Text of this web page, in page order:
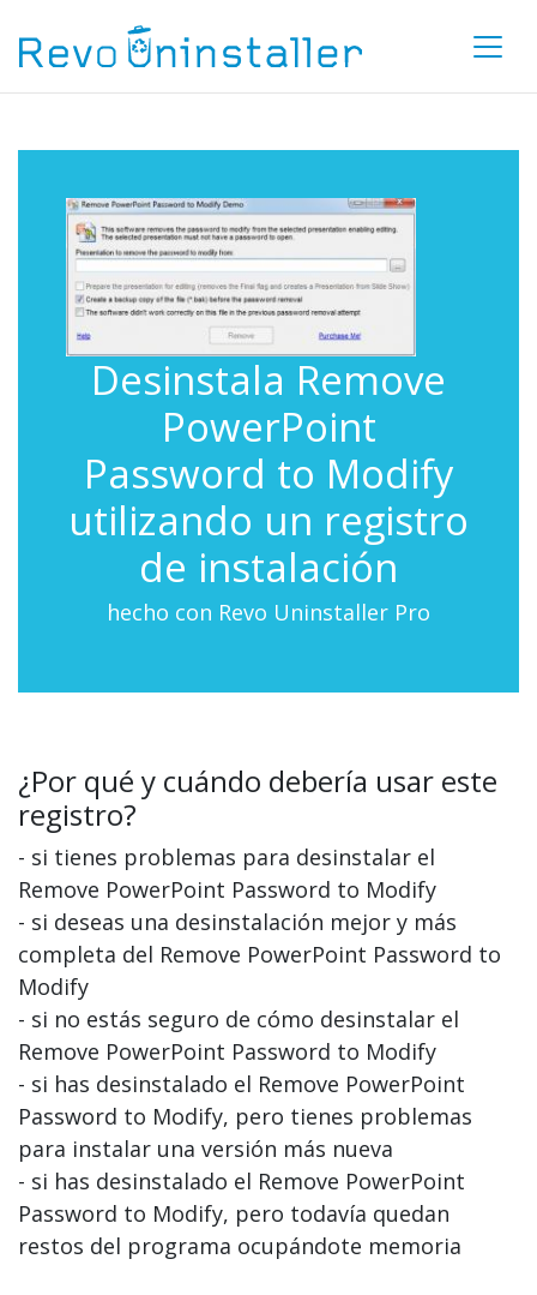
Desinstala Remove
PowerPoint
Password to Modify
utilizando un registro
de instalación
hecho con Revo Uninstaller Pro
¿Por qué y cuándo debería usar este
registro?
- si tienes problemas para desinstalar el
Remove PowerPoint Password to Modify
- si deseas una desinstalación mejor y más
completa del Remove PowerPoint Password to
Modify
- si no estás seguro de cómo desinstalar el
Remove PowerPoint Password to Modify
- si has desinstalado el Remove PowerPoint
Password to Modify, pero tienes problemas
para instalar una versión más nueva
- si has desinstalado el Remove PowerPoint
Password to Modify, pero todavía quedan
restos del programa ocupándote memoria